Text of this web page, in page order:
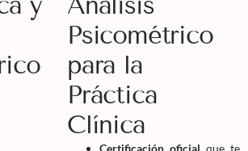
Psicométrico
para la
Práctica
Clínica
Certificación oficial que te